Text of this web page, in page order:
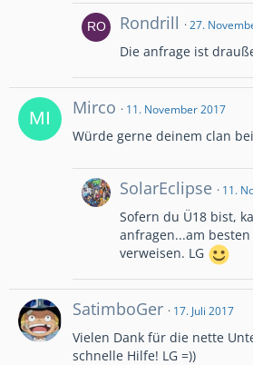
Rondrill 27.
Die anfrage ist
Mirco 11. November 2017
Würde gerne deinem clan
SolarEclipse 11.
Sofern du Ü18 bist,
anfragen...am
verweisen. LG
SatimboGer 17. Juli 2017
Vielen Dank für die nette
schnelle Hilfe! LG =))